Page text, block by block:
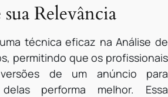
Relevância
técnica eficaz na Análise de
permitindo que os profissionais
de um anúncio para
performa melhor. Essa